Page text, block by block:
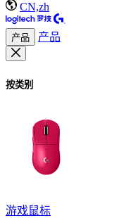
CN,zh
产品 产品
按类别
游戏鼠标